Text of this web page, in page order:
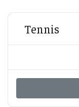
Tennis